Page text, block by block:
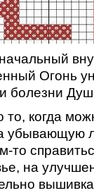
Огонь
болезни
то, когда
убывающую
то
на